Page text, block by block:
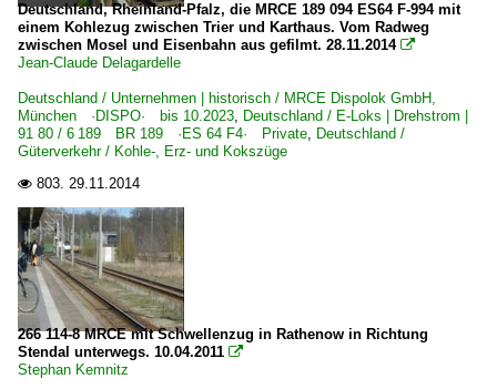
Deutschland, Rheinland-Pfalz, die MRCE 189 094 ES64 F-994 mit
einem Kohlezug zwischen Trier und Karthaus. Vom Radweg
zwischen Mosel und Eisenbahn aus gefilmt. 28.11.2014 
Jean-Claude Delagardelle
Deutschland / Unternehmen | historisch / MRCE Dispolok GmbH,
München ·DISPO· bis 10.2023, Deutschland / E-Loks | Drehstrom |
91 80 / 6 189 BR 189 ·ES 64 F4· Private, Deutschland /
Güterverkehr / Kohle-, Erz- und Kokszüge
 803. 29.11.2014
266 114-8 MRCE mit Schwellenzug in Rathenow in Richtung
Stendal unterwegs. 10.04.2011 
Stephan Kemnitz